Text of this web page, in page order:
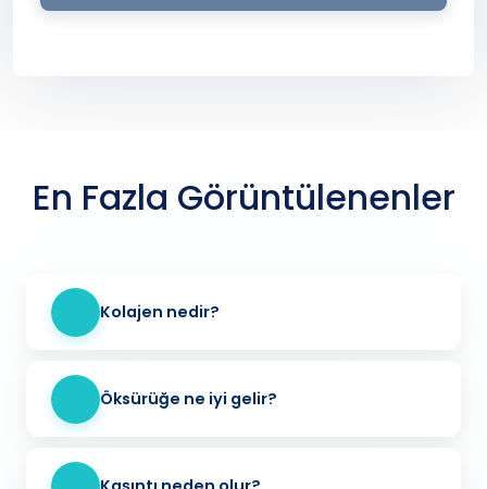
En Fazla Görüntülenenler
Kolajen nedir?
Öksürüğe ne iyi gelir?